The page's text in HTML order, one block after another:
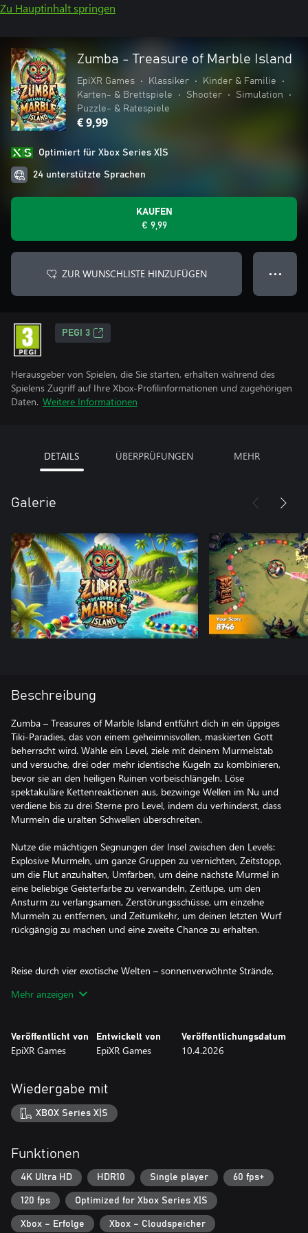
Zu Hauptinhalt springen
Zumba - Treasure of Marble Island
EpiXR Games • Klassiker • Kinder & Familie
•
Karten- & Brettspiele
• Shooter • Simulation
•
Puzzle- & Ratespiele
€ 9,99
Optimiert für Xbox Series X|S
24 unterstützte Sprachen
KAUFEN
€ 9,99
ZUR WUNSCHLISTE HINZUFÜGEN ● ● ●
PEGI 3
Herausgeber von Spielen, die Sie starten, erhalten während des
Spielens Zugriff auf Ihre Xbox-Profilinformationen und zugehörigen
Daten. Weitere Informationen
DETAILS ÜBERPRÜFUNGEN MEHR
Galerie
Beschreibung
Zumba – Treasures of Marble Island entführt dich in ein üppiges
Tiki-Paradies, das von einem geheimnisvollen, maskierten Gott
beherrscht wird. Wähle ein Level, ziele mit deinem Murmelstab
und versuche, drei oder mehr identische Kugeln zu kombinieren,
bevor sie an den heiligen Ruinen vorbeischlängeln. Löse
spektakuläre Kettenreaktionen aus, bezwinge Wellen im Nu und
verdiene bis zu drei Sterne pro Level, indem du verhinderst, dass
Murmeln die uralten Schwellen überschreiten.
Nutze die mächtigen Segnungen der Insel zwischen den Levels:
Explosive Murmeln, um ganze Gruppen zu vernichten, Zeitstopp,
um die Flut anzuhalten, Umfärben, um deine nächste Murmel in
eine beliebige Geisterfarbe zu verwandeln, Zeitlupe, um den
Ansturm zu verlangsamen, Zerstörungsschüsse, um einzelne
Murmeln zu entfernen, und Zeitumkehr, um deinen letzten Wurf
rückgängig zu machen und eine zweite Chance zu erhalten.
Reise durch vier exotische Welten – sonnenverwöhnte Strände,
Tempelheiligtum –, die alle zehn Level freigeschaltet werden und
aufwarten. Das fesselnde und dynamische Zumba – Treasures of
Marble Island lädt dich ein, die Tiki-Kunst zu meistern, die Magie
der Marmorinseln zu bergen.
Mehr anzeigen
Veröffentlicht von
EpiXR Games
Entwickelt von
EpiXR Games
Veröffentlichungsdatum
10.4.2026
Wiedergabe mit
XBOX Series X|S
Funktionen
4K Ultra HD HDR10 Single player 60 fps+
120 fps Optimized for Xbox Series X|S
Xbox – Erfolge Xbox – Cloudspeicher